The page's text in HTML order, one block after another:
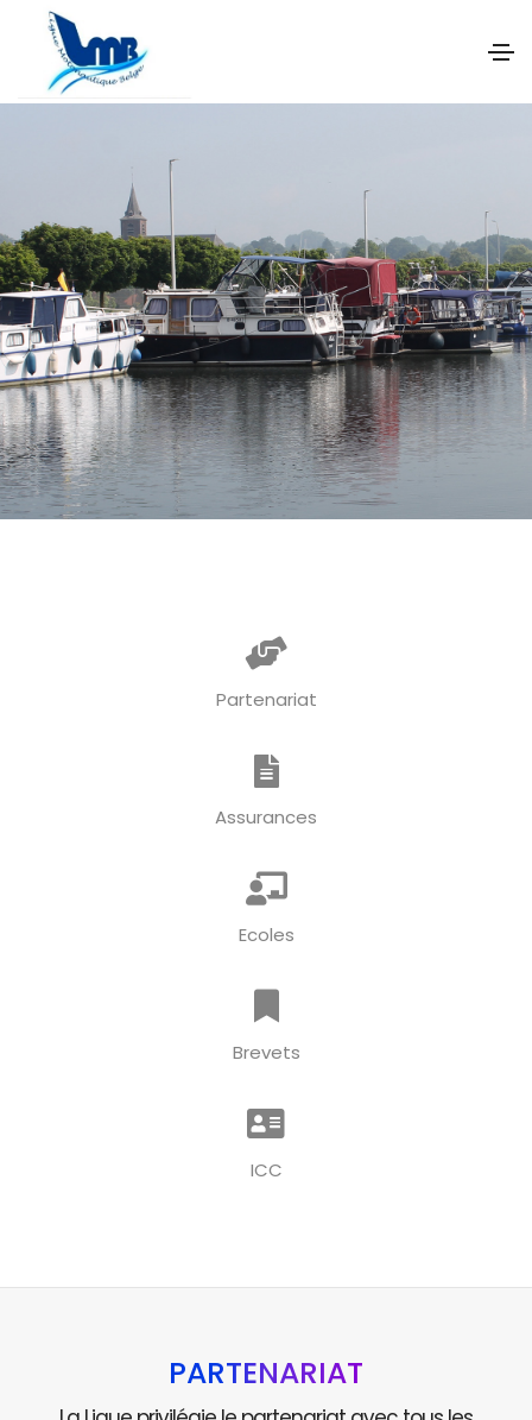
Partenariat
Assurances
Ecoles
Brevets
ICC
PARTENARIAT